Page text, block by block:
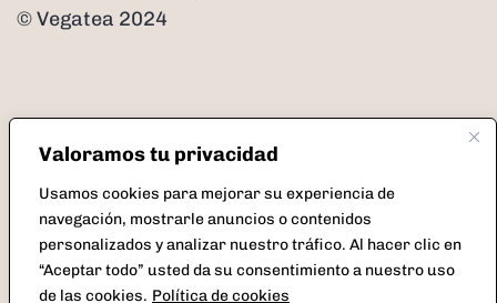
Valoramos tu privacidad
Usamos cookies para mejorar su experiencia de
navegación, mostrarle anuncios o contenidos
personalizados y analizar nuestro tráfico. Al hacer clic en
“Aceptar todo” usted da su consentimiento a nuestro uso
de las cookies. Política de cookies
© Vegatea 2024
FacebookInstagram
electrónico